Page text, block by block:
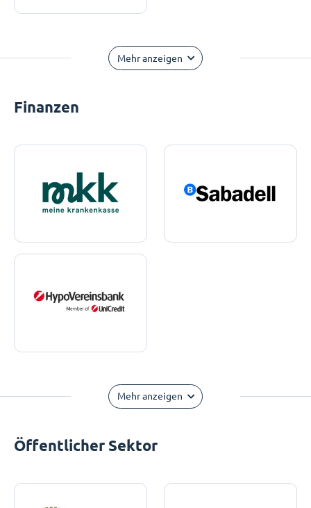
Mehr anzeigen
Finanzen
Mehr anzeigen
Öffentlicher Sektor